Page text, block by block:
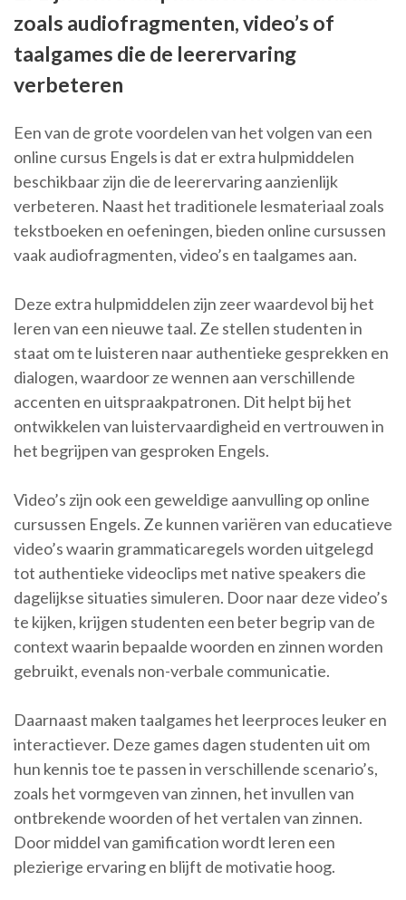
zoals audiofragmenten, video’s of
taalgames die de leerervaring
verbeteren
Een van de grote voordelen van het volgen van een
online cursus Engels is dat er extra hulpmiddelen
beschikbaar zijn die de leerervaring aanzienlijk
verbeteren. Naast het traditionele lesmateriaal zoals
tekstboeken en oefeningen, bieden online cursussen
vaak audiofragmenten, video’s en taalgames aan.
Deze extra hulpmiddelen zijn zeer waardevol bij het
leren van een nieuwe taal. Ze stellen studenten in
staat om te luisteren naar authentieke gesprekken en
dialogen, waardoor ze wennen aan verschillende
accenten en uitspraakpatronen. Dit helpt bij het
ontwikkelen van luistervaardigheid en vertrouwen in
het begrijpen van gesproken Engels.
Video’s zijn ook een geweldige aanvulling op online
cursussen Engels. Ze kunnen variëren van educatieve
video’s waarin grammaticaregels worden uitgelegd
tot authentieke videoclips met native speakers die
dagelijkse situaties simuleren. Door naar deze video’s
te kijken, krijgen studenten een beter begrip van de
context waarin bepaalde woorden en zinnen worden
gebruikt, evenals non-verbale communicatie.
Daarnaast maken taalgames het leerproces leuker en
interactiever. Deze games dagen studenten uit om
hun kennis toe te passen in verschillende scenario’s,
zoals het vormgeven van zinnen, het invullen van
ontbrekende woorden of het vertalen van zinnen.
Door middel van gamification wordt leren een
plezierige ervaring en blijft de motivatie hoog.